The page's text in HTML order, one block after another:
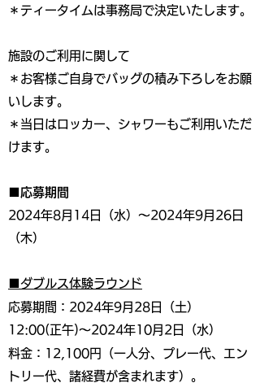
＊ティータイムは事務局で決定いたします。
施設のご利用に関して
＊お客様ご自身でバッグの積み下ろしをお願
いします。
＊当日はロッカー、シャワーもご利用いただ
けます。
■応募期間
2024年8月14日（水）～2024年9月26日
（木）
ダブルス体験ラウンド
応募期間：2024年9月28日（土）
12:00(正午)～2024年10月2日（水）
料金：12,100円（一人分、プレー代、エン
トリー代、諸経費が含まれます）。